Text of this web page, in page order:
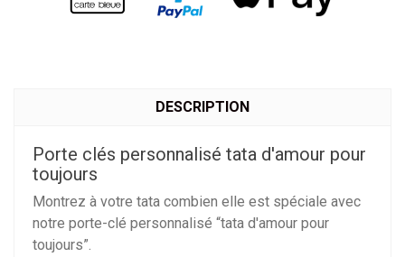
DESCRIPTION
Porte clés personnalisé tata d'amour pour
toujours
Montrez à votre tata combien elle est spéciale avec
notre porte-clé personnalisé “tata d'amour pour
toujours”.